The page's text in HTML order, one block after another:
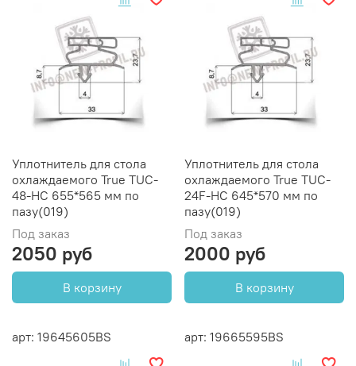
Уплотнитель для стола
охлаждаемого True TUC-
48-HC 655*565 мм по
пазу(019)
Под заказ
2050 руб
В корзину
Уплотнитель для стола
охлаждаемого True TUC-
24F-HC 645*570 мм по
пазу(019)
Под заказ
2000 руб
В корзину
арт: 19645605BS арт: 19665595BS